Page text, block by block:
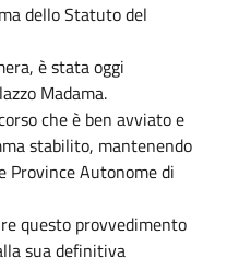
dello Statuto del
è stata oggi
Madama.
che è ben avviato e
stabilito, mantenendo
Province Autonome di
questo provvedimento
sua definitiva